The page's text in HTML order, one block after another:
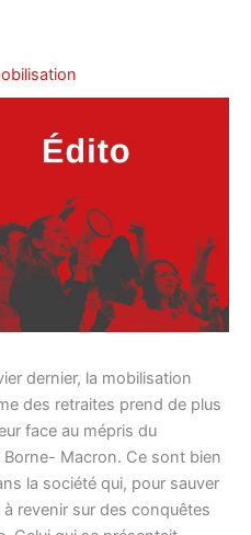
dernier, la mobilisation
des retraites prend de plus
face au mépris du
Macron. Ce sont bien
la société qui, pour sauver
revenir sur des conquêtes